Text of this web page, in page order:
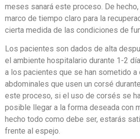
meses sanará este proceso. De
marco de tiempo claro para la
cierta medida de las condiciones de
Los pacientes son dados de alta
el ambiente hospitalario durante 1-2
a los pacientes que se han sometido
abdominales que usen un corsé
este proceso, si el uso de corsés se
posible llegar a la forma deseada con
hecho todo como debe ser, estarás
frente al espejo.